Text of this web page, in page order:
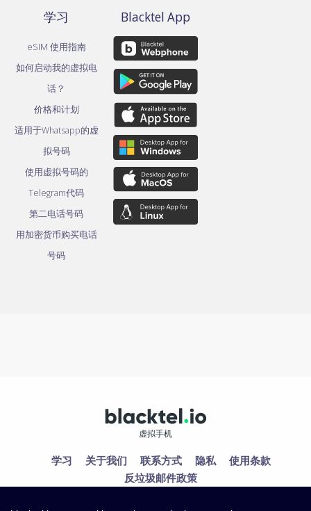
学习
eSIM 使用指南
如何启动我的虚拟电
话？
价格和计划
适用于Whatsapp的虚
拟号码
使用虚拟号码的
Telegram代码
第二电话号码
用加密货币购买电话
号码
Blacktel App
虚拟手机
学习 关于我们 联系方式 隐私
使用条款
反垃圾邮件政策